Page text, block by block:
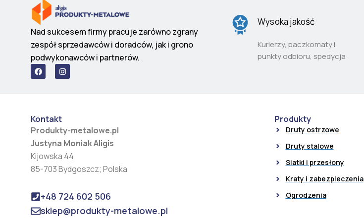
Nad sukcesem firmy pracuje zarówno zgrany
zespół sprzedawców i doradców, jak i grono
podwykonawców i partnerów.
F
a
c
b
k
I
n
s
a
a
m
Wysoka jakość
Kurierzy, paczkomaty i
punkty odbioru, spedycja
Kontakt
Produkty-metalowe.pl
Justyna Moniak Aligis
Kijowska 44
85-703 Bydgoszcz; Polska
+48 724 602 506
sklep@produkty-metalowe.pl
Produkty
Druty ostrzowe
Druty stalowe
Siatki i przesłony
Kraty i zabezpieczenia
Ogrodzenia